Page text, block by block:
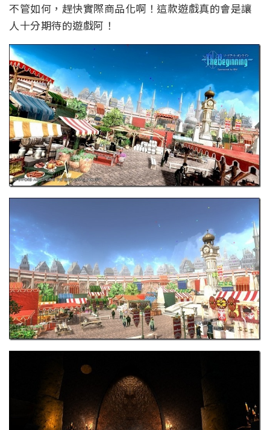
不管如何，趕快實際商品化啊！這款遊戲真的會是讓
人十分期待的遊戲阿！